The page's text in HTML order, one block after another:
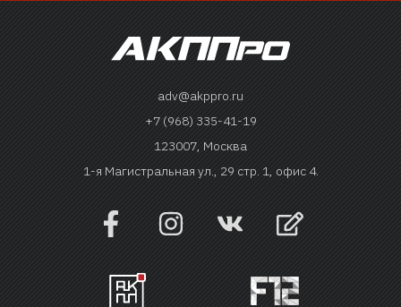
adv@akppro.ru
+7 (968) 335-41-19
123007, Москва
1-я Магистральная ул., 29 стр. 1, офис 4.